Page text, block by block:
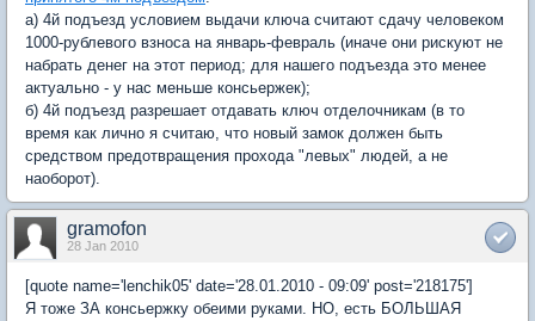
а) 4й подъезд условием выдачи ключа считают сдачу человеком
1000-рублевого взноса на январь-февраль (иначе они рискуют не
набрать денег на этот период; для нашего подъезда это менее
актуально - у нас меньше консьержек);
б) 4й подъезд разрешает отдавать ключ отделочникам (в то
время как лично я считаю, что новый замок должен быть
средством предотвращения прохода "левых" людей, а не
наоборот).
gramofon
28 Jan 2010
[quote name='lenchik05' date='28.01.2010 - 09:09' post='218175']
Я тоже ЗА консьержку обеими руками. НО, есть БОЛЬШАЯ